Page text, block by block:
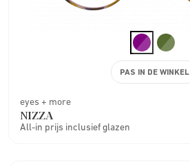
eyes + more
NIZZA
All-in prijs inclusief glazen
PAS IN DE WINKEL